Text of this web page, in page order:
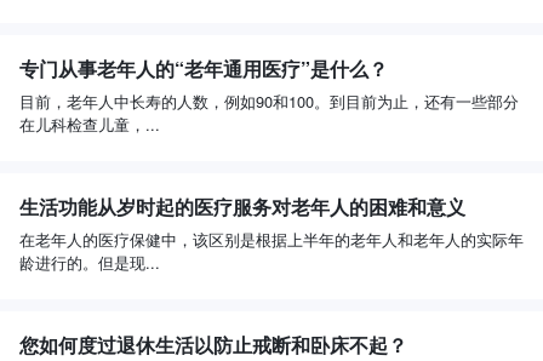
专门从事老年人的“老年通用医疗”是什么？
目前，老年人中长寿的人数，例如90和100。到目前为止，还有一些部分
在儿科检查儿童，...
生活功能从岁时起的医疗服务对老年人的困难和意义
在老年人的医疗保健中，该区别是根据上半年的老年人和老年人的实际年
龄进行的。但是现...
您如何度过退休生活以防止戒断和卧床不起？